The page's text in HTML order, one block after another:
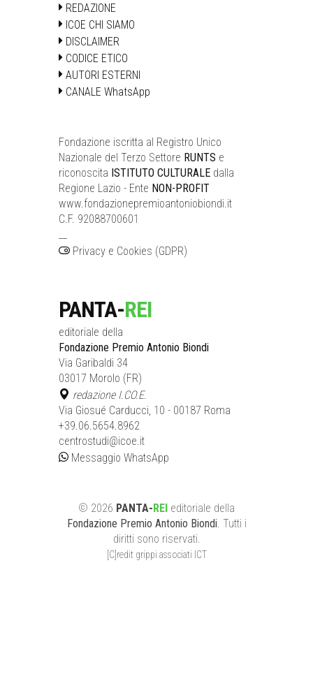
REDAZIONE
ICOE CHI SIAMO
DISCLAIMER
CODICE ETICO
AUTORI ESTERNI
CANALE WhatsApp
Fondazione iscritta al Registro Unico
Nazionale del Terzo Settore RUNTS e
riconoscita ISTITUTO CULTURALE dalla
Regione Lazio - Ente NON-PROFIT
www.fondazionepremioantoniobiondi.it
C.F. 92088700601
Privacy e Cookies (GDPR)
PANTA-REI
editoriale della
Fondazione Premio Antonio Biondi
Via Garibaldi 34
03017 Morolo (FR)
redazione I.CO.E.
Via Giosué Carducci, 10 - 00187 Roma
+39.06.5654.8962
centrostudi@icoe.it
Messaggio WhatsApp
© 2026 PANTA-REI editoriale della
Fondazione Premio Antonio Biondi . Tutti i
diritti sono riservati.
[C]redit grippi associati ICT